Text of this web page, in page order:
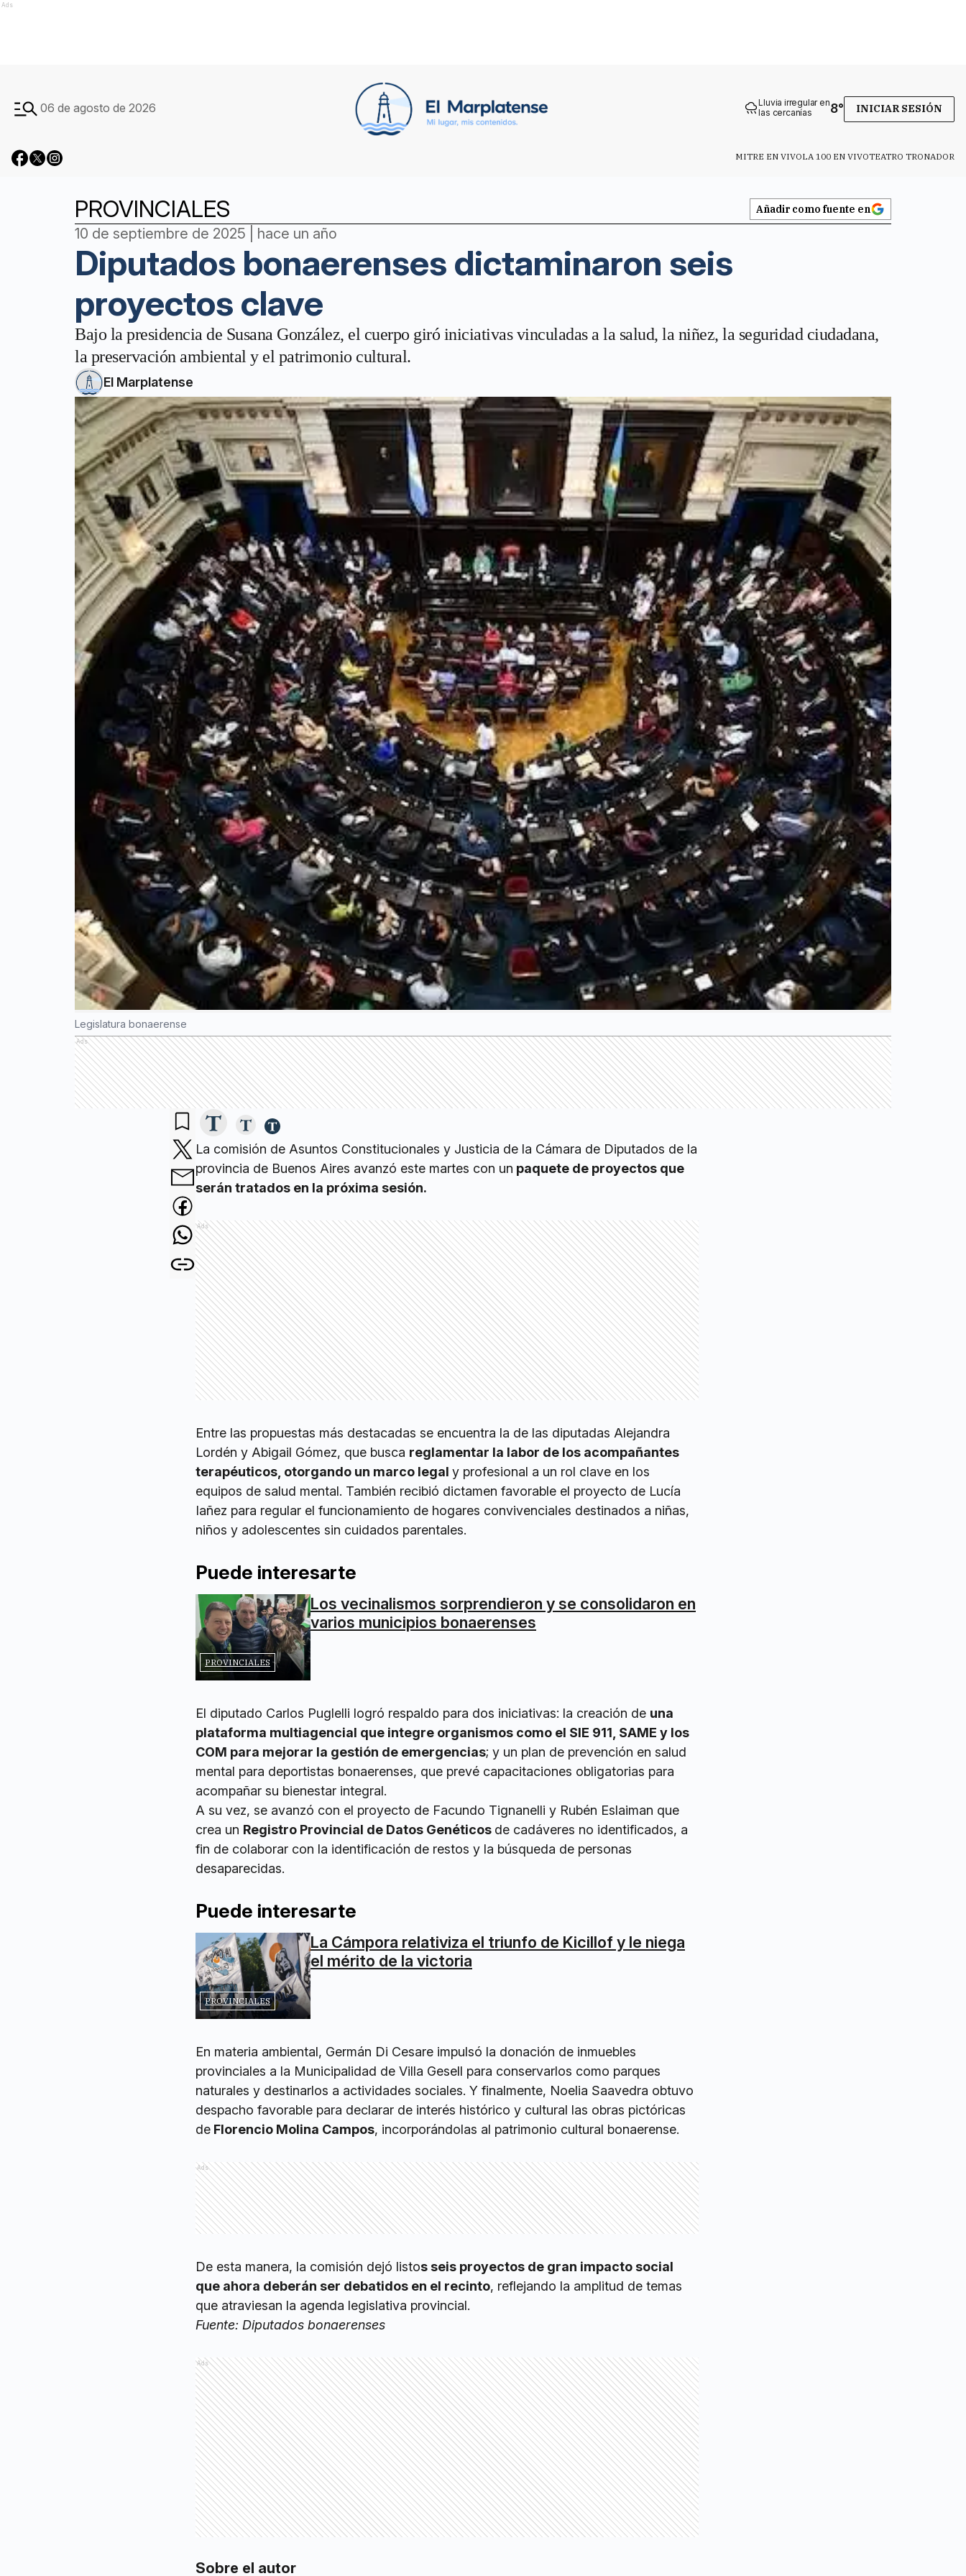
Ads
06 de agosto de 2026
Lluvia irregular en
las cercanías
8° INICIAR SESIÓN
MITRE EN VIVOLA 100 EN VIVOTEATRO TRONADOR
PROVINCIALES Añadir como fuente en
10 de septiembre de 2025 | hace un año
Diputados bonaerenses dictaminaron seis
proyectos clave
Bajo la presidencia de Susana González, el cuerpo giró iniciativas vinculadas a la salud, la niñez, la seguridad ciudadana,
la preservación ambiental y el patrimonio cultural.
El Marplatense
Legislatura bonaerense
Ads
La comisión de Asuntos Constitucionales y Justicia de la Cámara de Diputados de la
provincia de Buenos Aires avanzó este martes con un paquete de proyectos que
serán tratados en la próxima sesión.
Ads
Entre las propuestas más destacadas se encuentra la de las diputadas Alejandra
Lordén y Abigail Gómez, que busca reglamentar la labor de los acompañantes
terapéuticos, otorgando un marco legal y profesional a un rol clave en los
equipos de salud mental. También recibió dictamen favorable el proyecto de Lucía
Iañez para regular el funcionamiento de hogares convivenciales destinados a niñas,
niños y adolescentes sin cuidados parentales.
Puede interesarte
PROVINCIALES
Los vecinalismos sorprendieron y se consolidaron en
varios municipios bonaerenses
El diputado Carlos Puglelli logró respaldo para dos iniciativas: la creación de una
plataforma multiagencial que integre organismos como el SIE 911, SAME y los
COM para mejorar la gestión de emergencias; y un plan de prevención en salud
mental para deportistas bonaerenses, que prevé capacitaciones obligatorias para
acompañar su bienestar integral.
A su vez, se avanzó con el proyecto de Facundo Tignanelli y Rubén Eslaiman que
crea un Registro Provincial de Datos Genéticos de cadáveres no identificados, a
fin de colaborar con la identificación de restos y la búsqueda de personas
desaparecidas.
Puede interesarte
PROVINCIALES
La Cámpora relativiza el triunfo de Kicillof y le niega
el mérito de la victoria
En materia ambiental, Germán Di Cesare impulsó la donación de inmuebles
provinciales a la Municipalidad de Villa Gesell para conservarlos como parques
naturales y destinarlos a actividades sociales. Y finalmente, Noelia Saavedra obtuvo
despacho favorable para declarar de interés histórico y cultural las obras pictóricas
de Florencio Molina Campos, incorporándolas al patrimonio cultural bonaerense.
Ads
De esta manera, la comisión dejó listos seis proyectos de gran impacto social
que ahora deberán ser debatidos en el recinto, reflejando la amplitud de temas
que atraviesan la agenda legislativa provincial.
Fuente: Diputados bonaerenses
Ads
Sobre el autor